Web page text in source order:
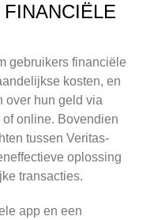
gebruikers financiële
kosten, en
over hun geld via
online. Bovendien
tussen Veritas-
oplossing
transacties.
app en een